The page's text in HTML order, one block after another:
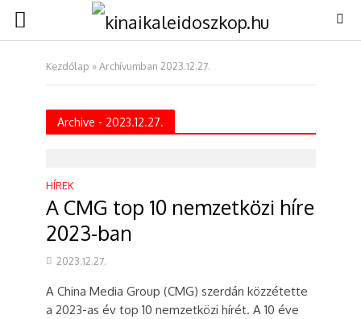
Kezdőlap »Archívumban 2023.12.27.
Archive - 2023.12.27.
HÍREK
A CMG top 10 nemzetközi híre
2023-ban
2023.12.27.
A China Media Group (CMG) szerdán közzétette
a 2023-as év top 10 nemzetközi hírét. A 10 éve